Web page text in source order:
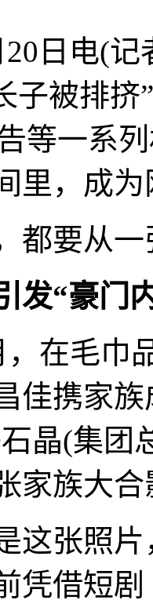
20日电(
子被排
等一系
里，成
要从一
发“豪门
在毛巾
佳携家
晶(集团
家族大合
张照片
凭借短